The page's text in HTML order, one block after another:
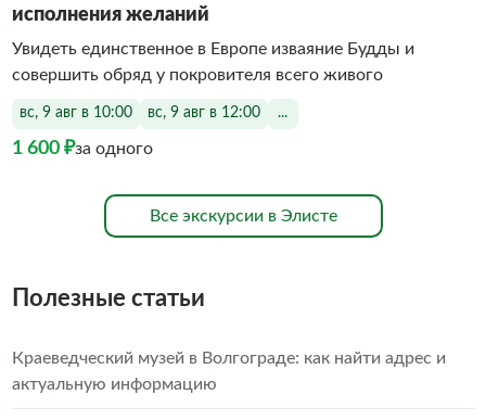
исполнения желаний
Увидеть единственное в Европе изваяние Будды и
совершить обряд у покровителя всего живого
вс, 9 авг в 10:00 вс, 9 авг в 12:00 ...
1 600 ₽за одного
Все экскурсии в Элисте
Полезные статьи
Краеведческий музей в Волгограде: как найти адрес и
актуальную информацию